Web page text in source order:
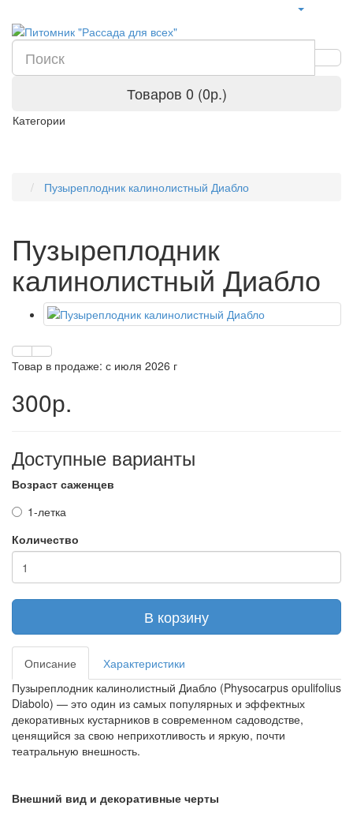
Товаров 0 (0р.)
Категории
Пузыреплодник калинолистный Диабло
Пузыреплодник
калинолистный Диабло
Товар в продаже: с июля 2026 г
300р.
Доступные варианты
Возраст саженцев
1-летка
Количество
В корзину
Описание
Характеристики
Пузыреплодник калинолистный Диабло (Physocarpus opulifolius
Diabolo) — это один из самых популярных и эффектных
декоративных кустарников в современном садоводстве,
ценящийся за свою неприхотливость и яркую, почти
театральную внешность.
Внешний вид и декоративные черты